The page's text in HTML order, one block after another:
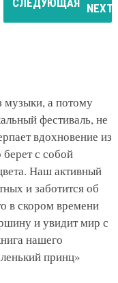
СЛЕДУЮЩАЯ
музыки, а потому
фестиваль, не
вдохновение из
с собой
Наш активный
и заботится об
в скором времени
и увидит мир с
нашего
принц»